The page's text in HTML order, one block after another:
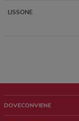
LISSONE
DOVECONVIENE